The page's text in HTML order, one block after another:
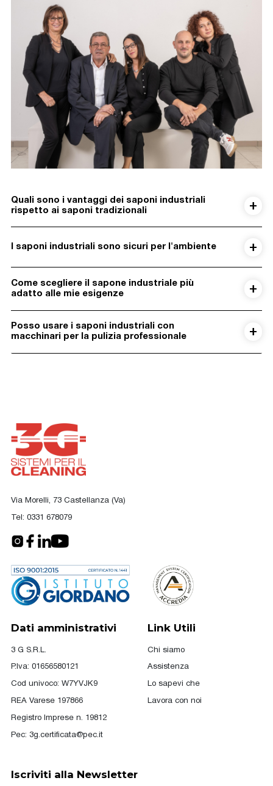
Quali sono i vantaggi dei saponi industriali
rispetto ai saponi tradizionali
I saponi industriali sono sicuri per l'ambiente
Come scegliere il sapone industriale più
adatto alle mie esigenze
Posso usare i saponi industriali con
macchinari per la pulizia professionale
Via Morelli, 73 Castellanza (Va)
Tel: 0331 678079
Dati amministrativi
3 G S.R.L.
P.Iva: 01656580121
Cod univoco: W7YVJK9
REA Varese 197866
Registro Imprese n. 19812
Pec: 3g.certificata@pec.it
Link Utili
Chi siamo
Assistenza
Lo sapevi che
Lavora con noi
Iscriviti alla Newsletter